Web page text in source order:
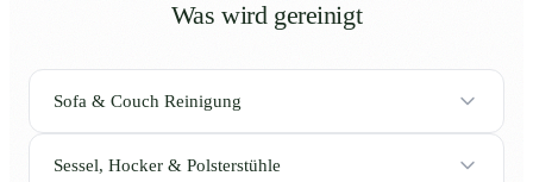
Was wird gereinigt
Sofa & Couch Reinigung
Sessel, Hocker & Polsterstühle